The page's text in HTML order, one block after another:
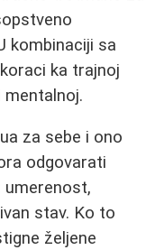
kombinaciji sa
ka trajnoj
za sebe i ono
odgovarati
umerenost,
stav. Ko to
željene